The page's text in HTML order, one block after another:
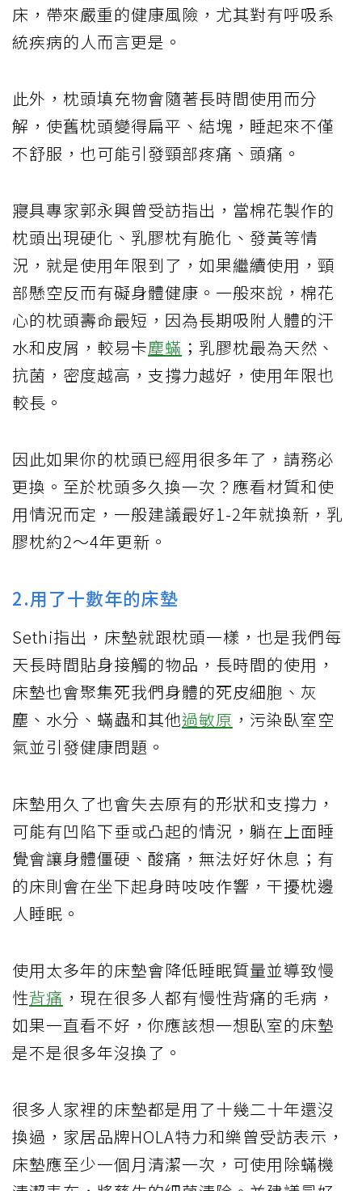
床，帶來嚴重的健康風險，尤其對有呼吸系
統疾病的人而言更是。
此外，枕頭填充物會隨著長時間使用而分
解，使舊枕頭變得扁平、結塊，睡起來不僅
不舒服，也可能引發頸部疼痛、頭痛。
寢具專家郭永興曾受訪指出，當棉花製作的
枕頭出現硬化、乳膠枕有脆化、發黃等情
況，就是使用年限到了，如果繼續使用，頸
部懸空反而有礙身體健康。一般來說，棉花
心的枕頭壽命最短，因為長期吸附人體的汗
水和皮屑，較易卡塵蟎 ；乳膠枕最為天然、
抗菌，密度越高，支撐力越好，使用年限也
較長。
因此如果你的枕頭已經用很多年了，請務必
更換。至於枕頭多久換一次？應看材質和使
用情況而定，一般建議最好1-2年就換新，乳
膠枕約2～4年更新。
2.用了十數年的床墊
Sethi指出，床墊就跟枕頭一樣，也是我們每
天長時間貼身接觸的物品，長時間的使用，
床墊也會聚集死我們身體的死皮細胞、灰
塵、水分、蟎蟲和其他過敏原 ，污染臥室空
氣並引發健康問題。
床墊用久了也會失去原有的形狀和支撐力，
可能有凹陷下垂或凸起的情況，躺在上面睡
覺會讓身體僵硬、酸痛，無法好好休息；有
的床則會在坐下起身時吱吱作響，干擾枕邊
人睡眠。
使用太多年的床墊會降低睡眠質量並導致慢
性背痛 ，現在很多人都有慢性背痛的毛病，
如果一直看不好，你應該想一想臥室的床墊
是不是很多年沒換了。
很多人家裡的床墊都是用了十幾二十年還沒
換過，家居品牌HOLA特力和樂曾受訪表示，
床墊應至少一個月清潔一次，可使用除蟎機